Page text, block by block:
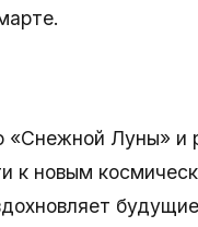
«Снежной Луны» и
к новым